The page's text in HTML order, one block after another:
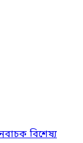
বিশেষ্য